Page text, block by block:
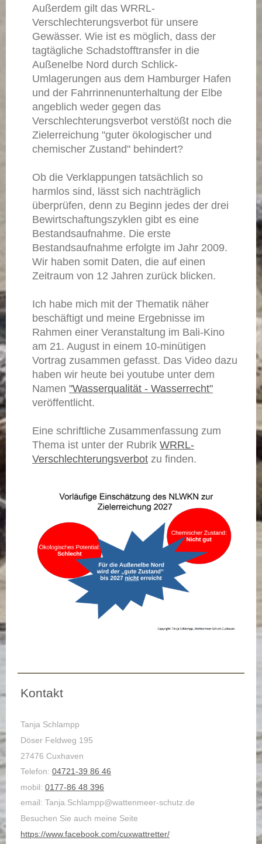
Außerdem gilt das WRRL-
Verschlechterungsverbot für unsere
Gewässer. Wie ist es möglich, dass der
tagtägliche Schadstofftransfer in die
Außenelbe Nord durch Schlick-
Umlagerungen aus dem Hamburger Hafen
und der Fahrrinnenunterhaltung der Elbe
angeblich weder gegen das
Verschlechterungsverbot verstößt noch die
Zielerreichung "guter ökologischer und
chemischer Zustand" behindert?
Ob die Verklappungen tatsächlich so
harmlos sind, lässt sich nachträglich
überprüfen, denn zu Beginn jedes der drei
Bewirtschaftungszyklen gibt es eine
Bestandsaufnahme. Die erste
Bestandsaufnahme erfolgte im Jahr 2009.
Wir haben somit Daten, die auf einen
Zeitraum von 12 Jahren zurück blicken.
Ich habe mich mit der Thematik näher
beschäftigt und meine Ergebnisse im
Rahmen einer Veranstaltung im Bali-Kino
am 21. August in einem 10-minütigen
Vortrag zusammen gefasst. Das Video dazu
haben wir heute bei youtube unter dem
Namen "Wasserqualität - Wasserrecht"
veröffentlicht.
Eine schriftliche Zusammenfassung zum
Thema ist unter der Rubrik WRRL-
Verschlechterungsverbot zu finden.
Kontakt
Tanja Schlampp
Döser Feldweg 195
27476 Cuxhaven
Telefon: 04721-39 86 46
mobil: 0177-86 48 396
email: Tanja.Schlampp@wattenmeer-schutz.de
Besuchen Sie auch meine Seite
https://www.facebook.com/cuxwattretter/